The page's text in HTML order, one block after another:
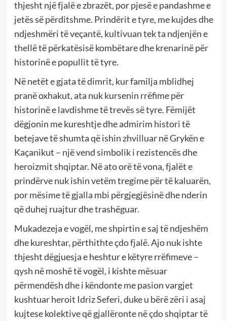
thjesht një fjalë e zbrazët, por pjesë e pandashme e
jetës së përditshme. Prindërit e tyre, me kujdes dhe
ndjeshmëri të veçantë, kultivuan tek ta ndjenjën e
thellë të përkatësisë kombëtare dhe krenarinë për
historinë e popullit të tyre.
Në netët e gjata të dimrit, kur familja mblidhej
pranë oxhakut, ata nuk kursenin rrëfime për
historinë e lavdishme të trevës së tyre. Fëmijët
dëgjonin me kureshtje dhe admirim histori të
betejave të shumta që ishin zhvilluar në Grykën e
Kaçanikut – një vend simbolik i rezistencës dhe
heroizmit shqiptar. Në ato orë të vona, fjalët e
prindërve nuk ishin vetëm tregime për të kaluarën,
por mësime të gjalla mbi përgjegjësinë dhe nderin
që duhej ruajtur dhe trashëguar.
Mukadezeja e vogël, me shpirtin e saj të ndjeshëm
dhe kureshtar, përthithte çdo fjalë. Ajo nuk ishte
thjesht dëgjuesja e heshtur e këtyre rrëfimeve –
qysh në moshë të vogël, i kishte mësuar
përmendësh dhe i këndonte me pasion vargjet
kushtuar heroit Idriz Seferi, duke u bërë zëri i asaj
kujtese kolektive që gjallëronte në çdo shqiptar të